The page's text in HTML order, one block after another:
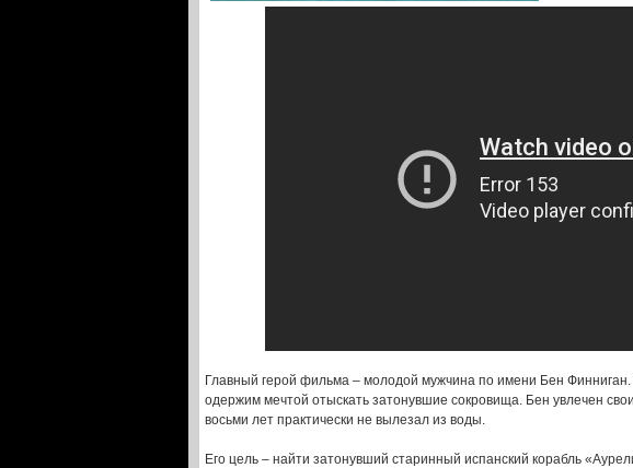
Главный герой фильма – молодой мужчина по имени Бен
одержим мечтой отыскать затонувшие сокровища. Бен увлечен
восьми лет практически не вылезал из воды.
Его цель – найти затонувший старинный испанский корабль